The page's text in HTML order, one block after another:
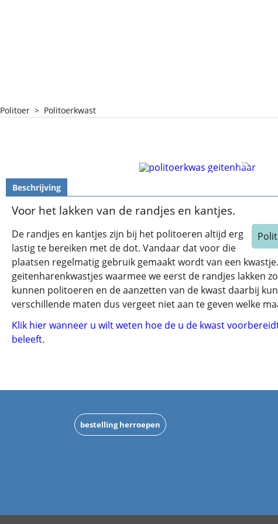
Politoer > Politoerkwast
Beschrijving
Voor het lakken van de randjes en kantjes.
De randjes en kantjes zijn bij het politoeren altijd erg
lastig te bereiken met de dot. Vandaar dat voor die
plaatsen regelmatig gebruik gemaakt wordt van een
geitenharenkwastjes waarmee we eerst de randjes lakken
kunnen politoeren en de aanzetten van de kwast daarbij
verschillende maten dus vergeet niet aan te geven welke
Klik hier wanneer u wilt weten hoe de u de kwast
beleeft.
bestelling herroepen